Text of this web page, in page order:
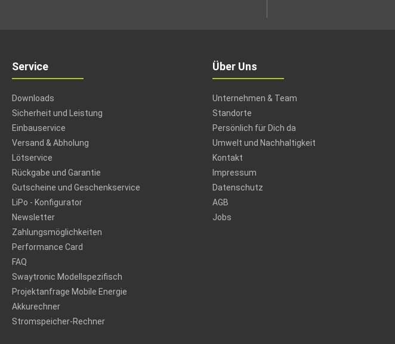
Service
Downloads
Sicherheit und Leistung
Einbauservice
Versand & Abholung
Lötservice
Rückgabe und Garantie
Gutscheine und Geschenkservice
LiPo - Konfigurator
Newsletter
Zahlungsmöglichkeiten
Performance Card
FAQ
Swaytronic Modellspezifisch
Projektanfrage Mobile Energie
Akkurechner
Stromspeicher-Rechner
Über Uns
Unternehmen & Team
Standorte
Persönlich für Dich da
Umwelt und Nachhaltigkeit
Kontakt
Impressum
Datenschutz
AGB
Jobs